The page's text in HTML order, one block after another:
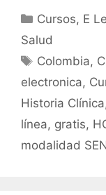
c
e
b
o
o
k
itt
Categorías
Cursos, E
Salud
Etiquetas
Colombia,
electronica,
Historia Clínica
línea, gratis,
modalidad